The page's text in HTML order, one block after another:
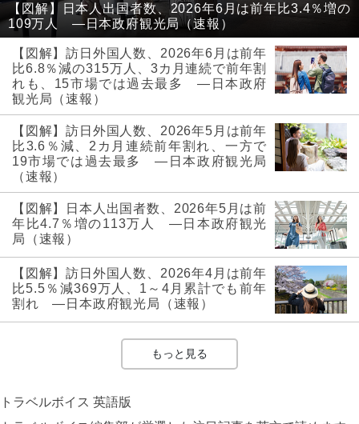
【図解】日本人出国者数、2026年6月は前年比3.4％増の
109万人 ―日本政府観光局（速報）
【図解】訪日外国人数、2026年6月は前年
比6.8％減の315万人、3カ月連続で前年割
れも、15市場では過去最多 ―日本政府
観光局（速報）
【図解】訪日外国人数、2026年5月は前年
比3.6％減、2カ月連続前年割れ、一方で
19市場では過去最多 ―日本政府観光局
（速報）
【図解】日本人出国者数、2026年5月は前
年比4.7％増の113万人 ―日本政府観光
局（速報）
【図解】訪日外国人数、2026年4月は前年
比5.5％減369万人、1～4月累計でも前年
割れ ―日本政府観光局（速報）
もっと見る
トラベルボイス 英語版